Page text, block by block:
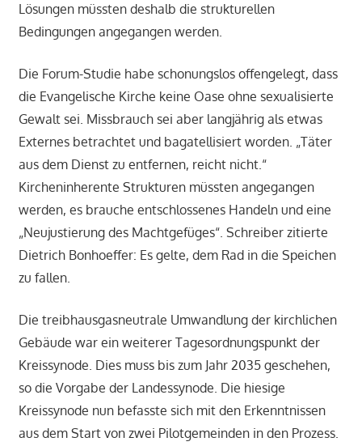
Lösungen müssten deshalb die strukturellen
Bedingungen angegangen werden.
Die Forum-Studie habe schonungslos offengelegt, dass
die Evangelische Kirche keine Oase ohne sexualisierte
Gewalt sei. Missbrauch sei aber langjährig als etwas
Externes betrachtet und bagatellisiert worden. „Täter
aus dem Dienst zu entfernen, reicht nicht.“
Kircheninherente Strukturen müssten angegangen
werden, es brauche entschlossenes Handeln und eine
„Neujustierung des Machtgefüges“. Schreiber zitierte
Dietrich Bonhoeffer: Es gelte, dem Rad in die Speichen
zu fallen.
Die treibhausgasneutrale Umwandlung der kirchlichen
Gebäude war ein weiterer Tagesordnungspunkt der
Kreissynode. Dies muss bis zum Jahr 2035 geschehen,
so die Vorgabe der Landessynode. Die hiesige
Kreissynode nun befasste sich mit den Erkenntnissen
aus dem Start von zwei Pilotgemeinden in den Prozess.